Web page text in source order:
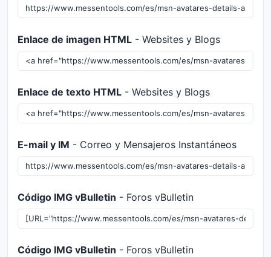
Enlace de imagen HTML - Websites y Blogs
Enlace de texto HTML - Websites y Blogs
E-mail y IM - Correo y Mensajeros Instantáneos
Código IMG vBulletin - Foros vBulletin
Código IMG vBulletin - Foros vBulletin